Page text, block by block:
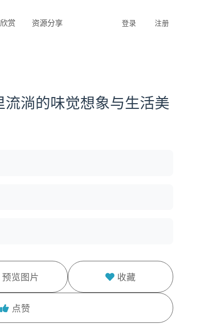
赏 资源分享 登录 注册
淌的味觉想象与生活美
预览图片 收藏
点赞